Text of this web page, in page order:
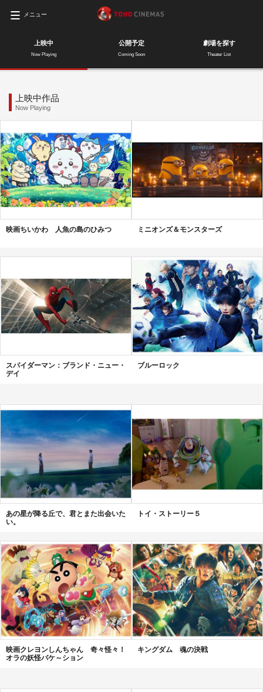
メニュー
上映中
Now Playing
公開予定
Coming Soon
劇場を探す
Theater List
上映中作品
Now Playing
映画ちいかわ 人魚の島のひみつ ミニオンズ＆モンスターズ
スパイダーマン：ブランド・ニュー・
デイ
ブルーロック
あの星が降る丘で、君とまた出会いた
い。
トイ・ストーリー５
映画クレヨンしんちゃん 奇々怪々！
オラの妖怪バケ～ション
キングダム 魂の決戦